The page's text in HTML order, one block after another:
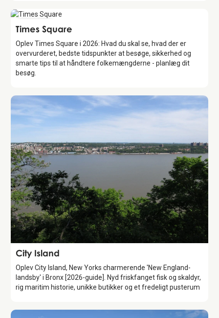
Attraction
Times Square
Oplev Times Square i 2026: Hvad du skal se, hvad der er
overvurderet, bedste tidspunkter at besøge, sikkerhed og
smarte tips til at håndtere folkemængderne - planlæg dit
besøg.
Attraction
City Island
Oplev City Island, New Yorks charmerende 'New England-
landsby' i Bronx [2026-guide]. Nyd friskfanget fisk og skaldyr,
rig maritim historie, unikke butikker og et fredeligt pusterum